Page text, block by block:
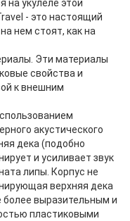
на укулеле этой
- это настоящий
нем стоят, как на
Эти материалы
свойства и
к внешним
акустического
дека (подобно
и усиливает звук
липы. Корпус не
верхняя дека
более выразительным и
пластиковыми